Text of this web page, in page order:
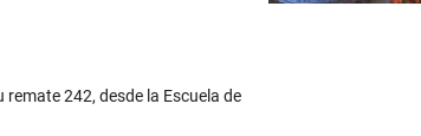
242, desde la Escuela de